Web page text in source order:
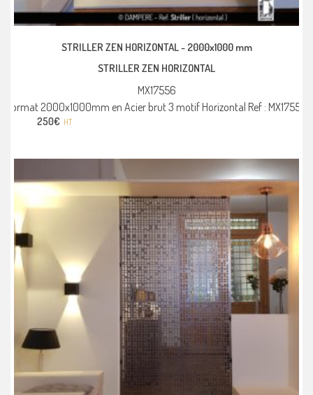
STRILLER ZEN HORIZONTAL - 2000x1000 mm
STRILLER ZEN HORIZONTAL
MX17556
Format 2000x1000mm en Acier brut 3 motif Horizontal Ref : MX17556
250€ HT